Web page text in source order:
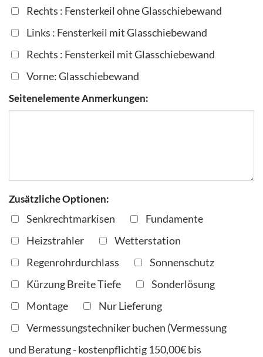
Rechts : Fensterkeil ohne Glasschiebewand
Links : Fensterkeil mit Glasschiebewand
Rechts : Fensterkeil mit Glasschiebewand
Vorne: Glasschiebewand
Seitenelemente Anmerkungen:
Zusätzliche Optionen:
Senkrechtmarkisen
Fundamente
Heizstrahler
Wetterstation
Regenrohrdurchlass
Sonnenschutz
Kürzung Breite Tiefe
Sonderlösung
Montage
Nur Lieferung
Vermessungstechniker buchen (Vermessung
und Beratung - kostenpflichtig 150,00€ bis